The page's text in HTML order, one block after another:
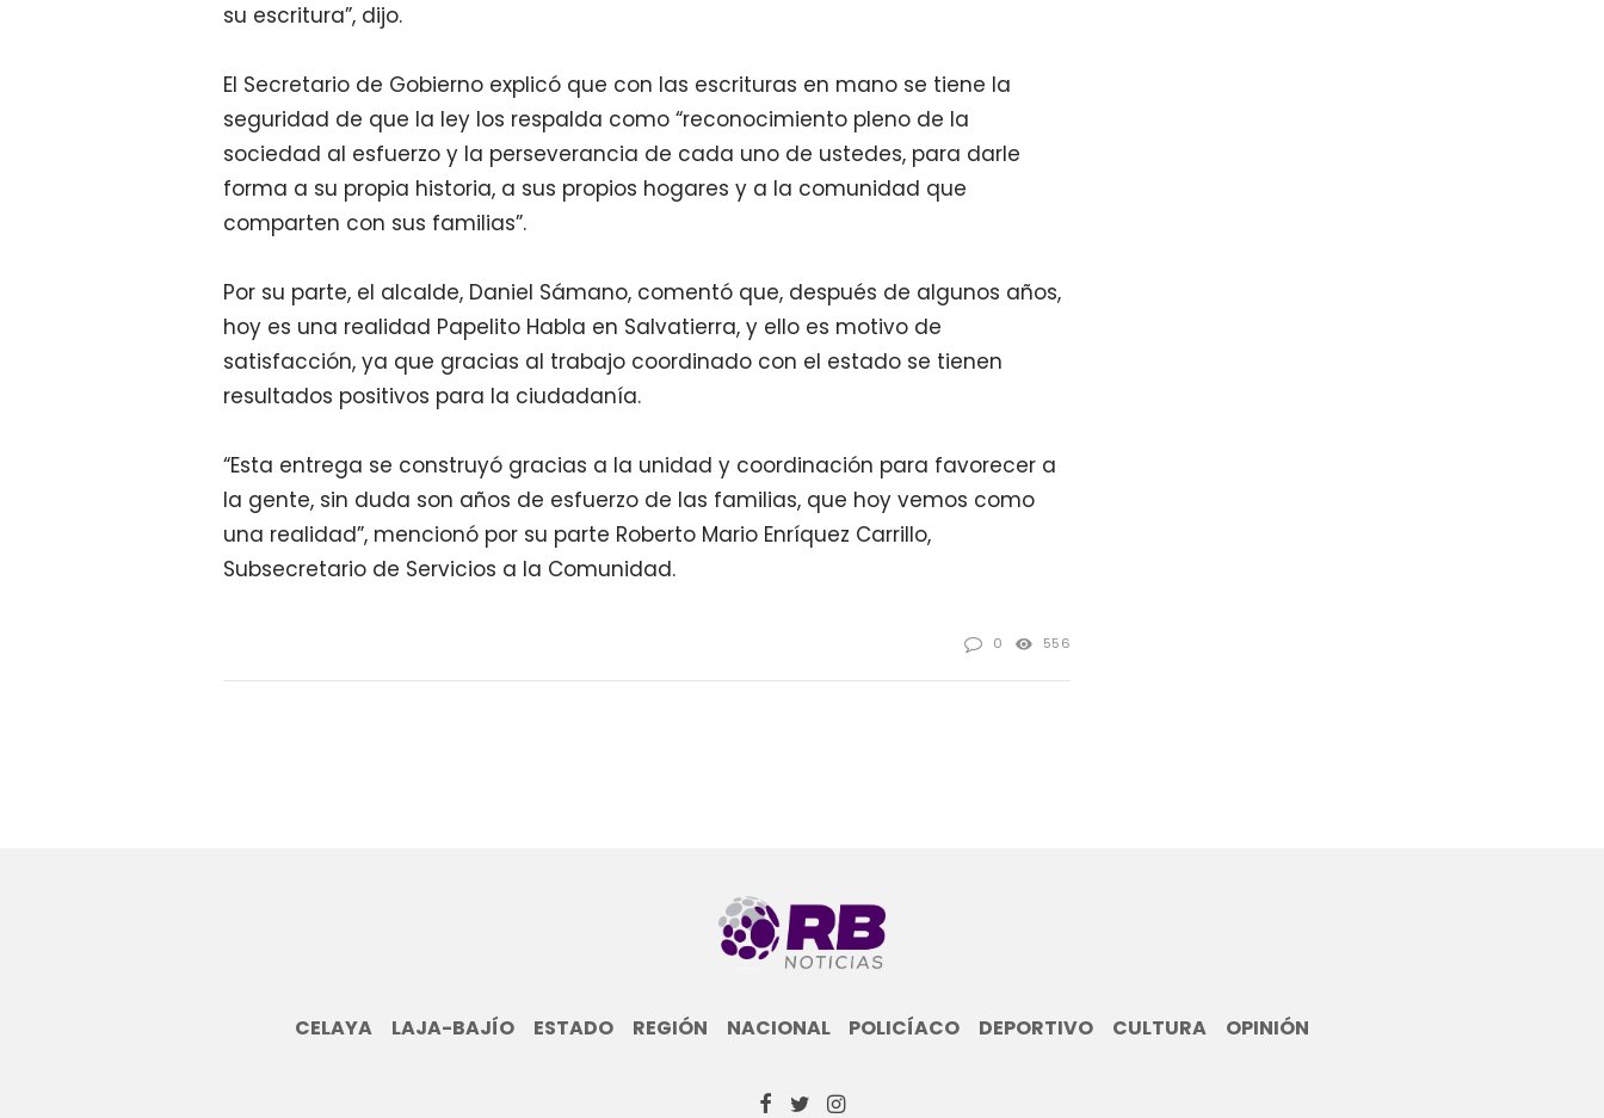
su escritura”, dijo.
El Secretario de Gobierno explicó que con las escrituras en mano se tiene la
seguridad de que la ley los respalda como “reconocimiento pleno de la
sociedad al esfuerzo y la perseverancia de cada uno de ustedes, para darle
forma a su propia historia, a sus propios hogares y a la comunidad que
comparten con sus familias”.
Por su parte, el alcalde, Daniel Sámano, comentó que, después de algunos años,
hoy es una realidad Papelito Habla en Salvatierra, y ello es motivo de
satisfacción, ya que gracias al trabajo coordinado con el estado se tienen
resultados positivos para la ciudadanía.
“Esta entrega se construyó gracias a la unidad y coordinación para favorecer a
la gente, sin duda son años de esfuerzo de las familias, que hoy vemos como
una realidad”, mencionó por su parte Roberto Mario Enríquez Carrillo,
Subsecretario de Servicios a la Comunidad.
0 556
CELAYA LAJA-BAJÍO ESTADO REGIÓN NACIONAL POLICÍACO DEPORTIVO CULTURA OPINIÓN